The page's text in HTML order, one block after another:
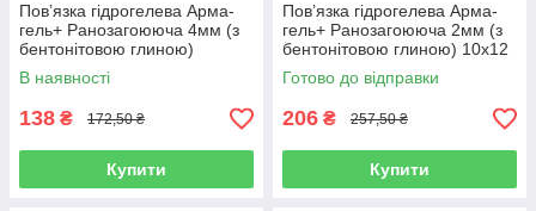
Пов’язка гідрогелева Арма-
гель+ Ранозагоююча 4мм (з
бентонітовою глиною)
6х10см
В наявності
138 ₴ 172,50 ₴
Купити
Пов’язка гідрогелева Арма-
гель+ Ранозагоююча 2мм (з
бентонітовою глиною) 10х12
см
Готово до відправки
206 ₴ 257,50 ₴
Купити